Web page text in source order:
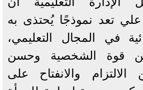
علي تعد نموذجًا يُحتذى به
في المجال التعليمي،
قوة الشخصية وحسن
الالتزام والانفتاح على